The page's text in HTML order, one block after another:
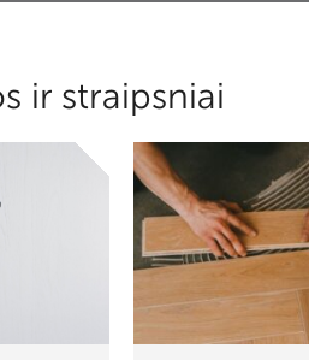
ir straipsniai